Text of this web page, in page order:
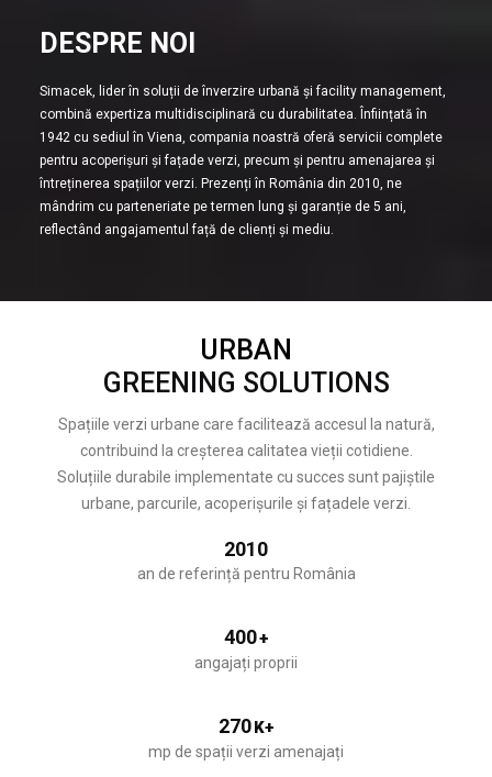
DESPRE NOI
Simacek, lider în soluții de înverzire urbană și facility management,
combină expertiza multidisciplinară cu durabilitatea. Înființată în
1942 cu sediul în Viena, compania noastră oferă servicii complete
pentru acoperișuri și fațade verzi, precum și pentru amenajarea și
întreținerea spațiilor verzi. Prezenți în România din 2010, ne
mândrim cu parteneriate pe termen lung și garanție de 5 ani,
reflectând angajamentul față de clienți și mediu.
URBAN
GREENING SOLUTIONS
Spațiile verzi urbane care facilitează accesul la natură,
contribuind la creșterea calitatea vieții cotidiene.
Soluțiile durabile implementate cu succes sunt pajiștile
urbane, parcurile, acoperișurile și fațadele verzi.
2010
an de referință pentru România
400+
angajați proprii
270K+
mp de spații verzi amenajați